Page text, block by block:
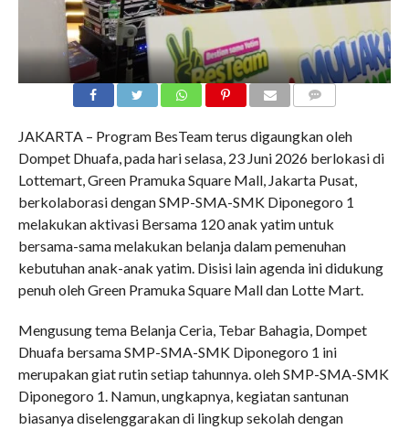
JAKARTA – Program BesTeam terus digaungkan oleh
Dompet Dhuafa, pada hari selasa, 23 Juni 2026 berlokasi di
Lottemart, Green Pramuka Square Mall, Jakarta Pusat,
berkolaborasi dengan SMP-SMA-SMK Diponegoro 1
melakukan aktivasi Bersama 120 anak yatim untuk
bersama-sama melakukan belanja dalam pemenuhan
kebutuhan anak-anak yatim. Disisi lain agenda ini didukung
penuh oleh Green Pramuka Square Mall dan Lotte Mart.
Mengusung tema Belanja Ceria, Tebar Bahagia, Dompet
Dhuafa bersama SMP-SMA-SMK Diponegoro 1 ini
merupakan giat rutin setiap tahunnya. oleh SMP-SMA-SMK
Diponegoro 1. Namun, ungkapnya, kegiatan santunan
biasanya diselenggarakan di lingkup sekolah dengan